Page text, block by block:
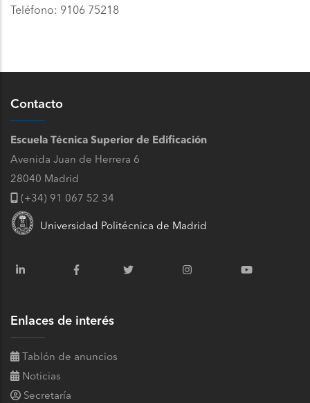
Teléfono: 9106 75218
Contacto
Escuela Técnica Superior de Edificación
Avenida Juan de Herrera 6
28040 Madrid
(+34) 91 067 52 34
Universidad Politécnica de Madrid
Enlaces de interés
Tablón de anuncios
Noticias
Secretaría